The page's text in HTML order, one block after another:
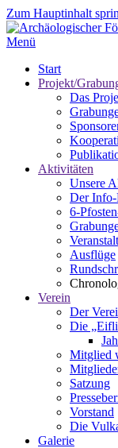
Zum Hauptinhalt
Menü
Start
Projekt/
Das
Aktivitäten
Unsere
Der
6-
Ausflüge
Verein
Der
Die
Mitglied
Satzung
Vorstand
Die
Galerie